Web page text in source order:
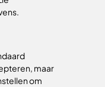
maar
om